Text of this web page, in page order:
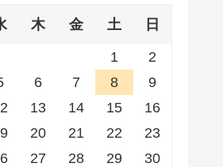
木 金 土 日
1
2
6 7 8
9
13 14 15
16
20 21 22
23
27 28 29
30